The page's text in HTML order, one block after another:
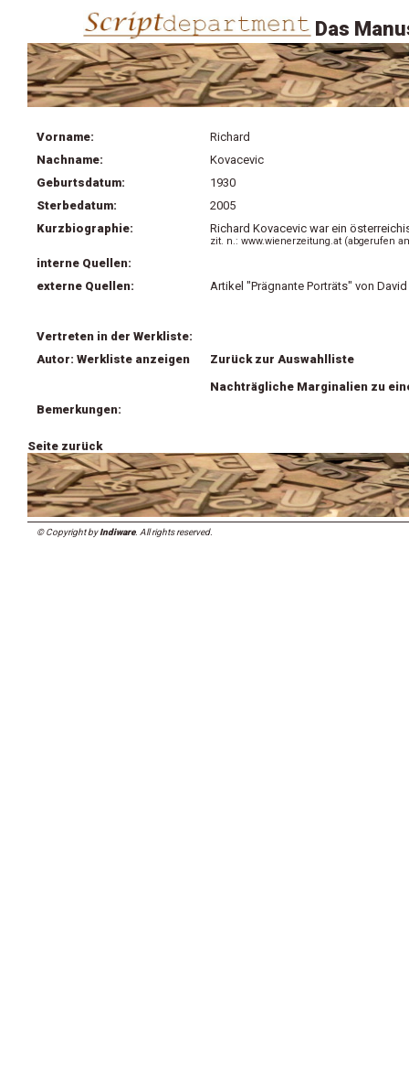
Das
Vorname:
Richard
Nachname:
Kovacevic
Geburtsdatum:
1930
Sterbedatum:
2005
Kurzbiographie:
Richard Kovacevic war ein
zit. n.: www.wienerzeitung.at (abgerufen
interne Quellen:
externe Quellen:
Artikel "Prägnante Porträts" von
Vertreten in der Werkliste:
Autor: Werkliste anzeigen
Zurück zur Auswahlliste
Nachträgliche Marginalien zu
Bemerkungen:
Seite zurück
© Copyright byIndiware. All rights reserved.